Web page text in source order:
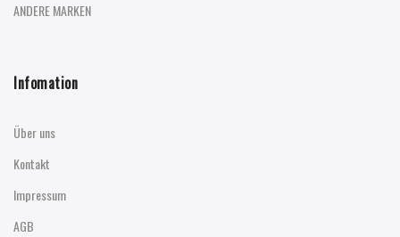
ANDERE MARKEN
Infomation
Über uns
Kontakt
Impressum
AGB